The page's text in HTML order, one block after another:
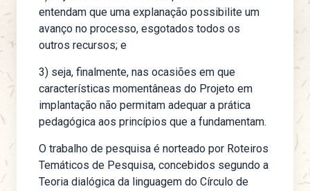
entendam que uma explanação possibilite um
avanço no processo, esgotados todos os
outros recursos; e
3) seja, finalmente, nas ocasiões em que
características momentâneas do Projeto em
implantação não permitam adequar a prática
pedagógica aos princípios que a fundamentam.
O trabalho de pesquisa é norteado por Roteiros
Temáticos de Pesquisa, concebidos segundo a
Teoria dialógica da linguagem do Círculo de